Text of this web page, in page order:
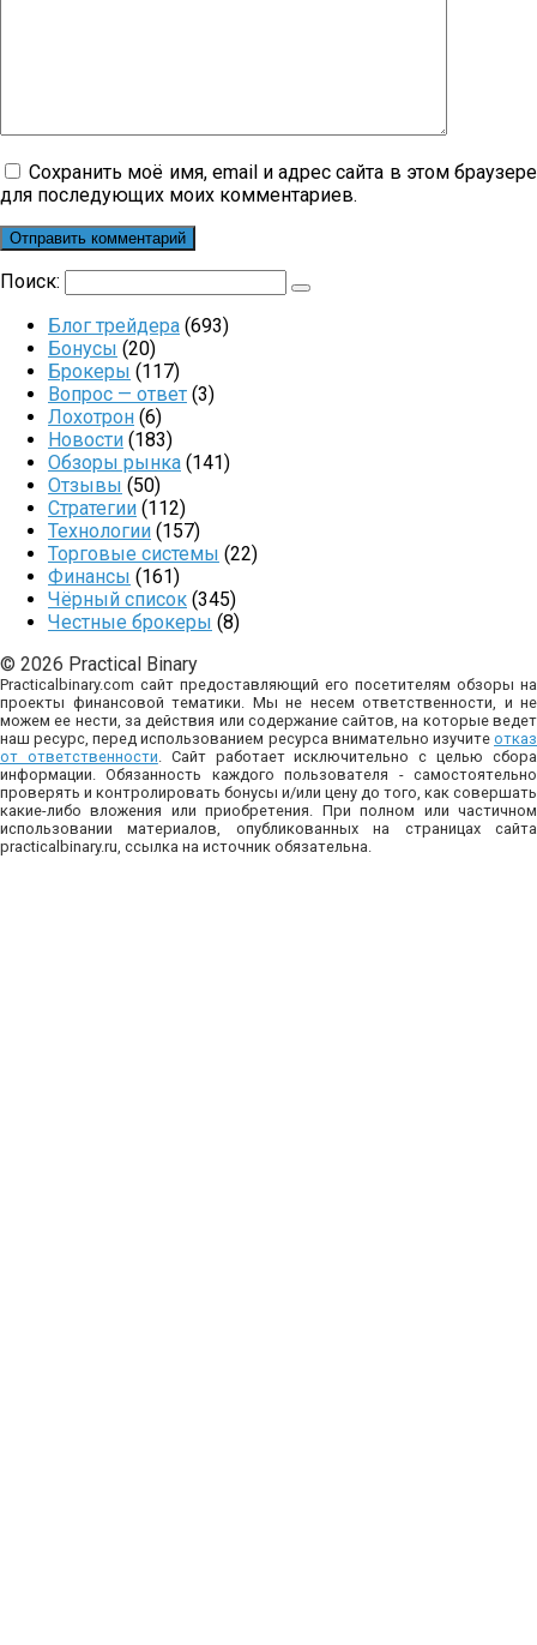
Сохранить моё имя, email и адрес сайта в этом браузере
для последующих моих комментариев.
Поиск:
Блог трейдера (693)
Бонусы (20)
Брокеры (117)
Вопрос — ответ (3)
Лохотрон (6)
Новости (183)
Обзоры рынка (141)
Отзывы (50)
Стратегии (112)
Технологии (157)
Торговые системы (22)
Финансы (161)
Чёрный список (345)
Честные брокеры (8)
© 2026 Practical Binary
Practicalbinary.com сайт предоставляющий его посетителям обзоры на
проекты финансовой тематики. Мы не несем ответственности, и не
можем ее нести, за действия или содержание сайтов, на которые ведет
наш ресурс, перед использованием ресурса внимательно изучите отказ
от ответственности . Сайт работает исключительно с целью сбора
информации. Обязанность каждого пользователя - самостоятельно
проверять и контролировать бонусы и/или цену до того, как совершать
какие-либо вложения или приобретения. При полном или частичном
использовании материалов, опубликованных на страницах сайта
practicalbinary.ru, ссылка на источник обязательна.